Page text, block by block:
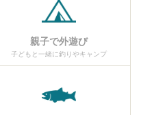
親子で外遊び
子どもと一緒に釣りやキャンプ